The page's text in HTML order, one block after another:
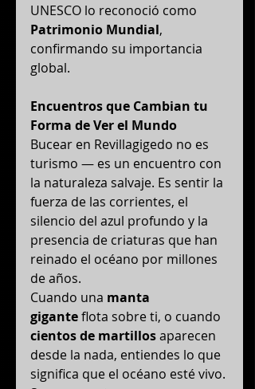
UNESCO lo reconoció como
Patrimonio Mundial,
confirmando su importancia
global.
Encuentros que Cambian tu
Forma de Ver el Mundo
Bucear en Revillagigedo no es
turismo — es un encuentro con
la naturaleza salvaje. Es sentir la
fuerza de las corrientes, el
silencio del azul profundo y la
presencia de criaturas que han
reinado el océano por millones
de años.
Cuando una manta
gigante flota sobre ti, o cuando
cientos de martillos aparecen
desde la nada, entiendes lo que
significa que el océano esté vivo.